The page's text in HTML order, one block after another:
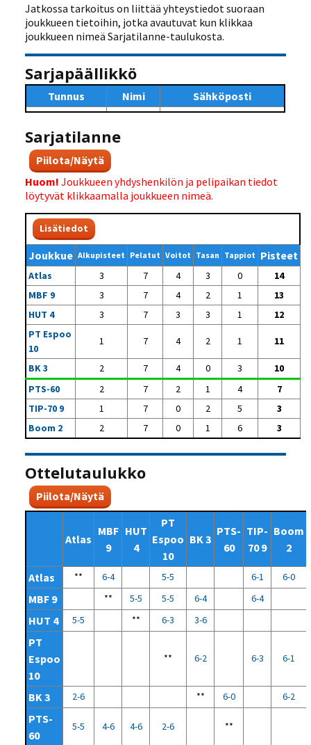
Jatkossa tarkoitus on liittää yhteystiedot suoraan
joukkueen tietoihin, jotka avautuvat kun klikkaa
joukkueen nimeä Sarjatilanne-taulukosta.
Sarjapäällikkö
Tunnus Nimi Sähköposti
Sarjatilanne
Piilota/Näytä
Huom! Joukkueen yhdyshenkilön ja pelipaikan tiedot
löytyvät klikkaamalla joukkueen nimeä.
Lisätiedot
Joukkue Alkupisteet Pelatut Voitot Tasan Tappiot Pisteet
Atlas 3 7 4 3 0
14
MBF 9
3 7 4 2 1
13
HUT 4
3 7 3 3 1
12
PT Espoo
10
1 7 4 2 1 11
BK 3 2 7 4 0 3
10
PTS-60
2 7 2 1 4
7
TIP-70 9
1 7 0 2 5
3
Boom 2
2 7 0 1 6 3
Ottelutaulukko
Piilota/Näytä
Atlas
MBF
9
HUT
4
PT
Espoo
10
BK 3
PTS-
60
TIP-
70 9
Boom
2
Atlas ** 6-4 5-5 6-1 6-0
MBF 9 ** 5-5 5-5 6-4 6-4
HUT 4 5-5 ** 6-3 3-6
PT
Espoo
10
** 6-2 6-3 6-1
BK 3 2-6 ** 6-0 6-2
PTS-
60
5-5 4-6 4-6 2-6 **